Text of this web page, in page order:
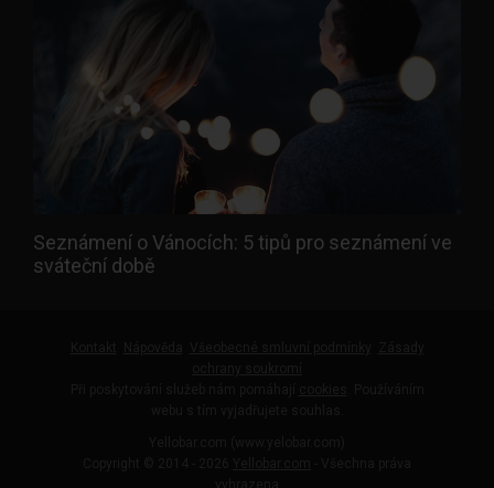
Seznámení o Vánocích: 5 tipů pro seznámení ve
sváteční době